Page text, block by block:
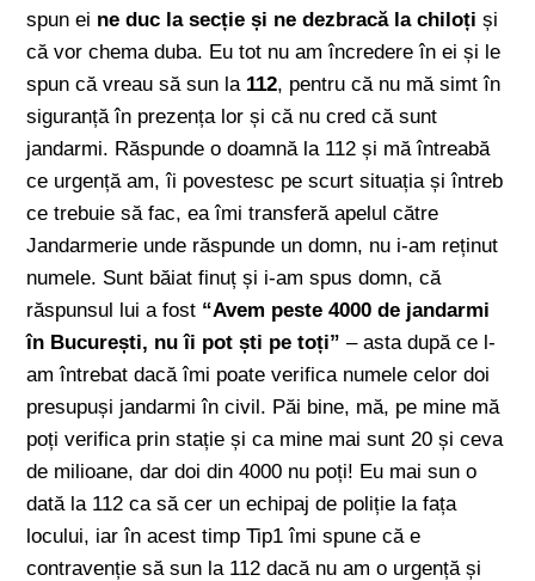
spun ei ne duc la secție și ne dezbracă la chiloțiși
că vor chema duba. Eu tot nu am încredere în ei și le
spun că vreau să sun la 112, pentru că nu mă simt în
siguranță în prezența lor și că nu cred că sunt
jandarmi. Răspunde o doamnă la 112 și mă întreabă
ce urgență am, îi povestesc pe scurt situația și întreb
ce trebuie să fac, ea îmi transferă apelul către
Jandarmerie unde răspunde un domn, nu i-am reținut
numele. Sunt băiat finuț și i-am spus domn, că
răspunsul lui a fost “Avem peste 4000 de jandarmi
în București, nu îi pot ști pe toți” – asta după ce l-
am întrebat dacă îmi poate verifica numele celor doi
presupuși jandarmi în civil. Păi bine, mă, pe mine mă
poți verifica prin stație și ca mine mai sunt 20 și ceva
de milioane, dar doi din 4000 nu poți! Eu mai sun o
dată la 112 ca să cer un echipaj de poliție la fața
locului, iar în acest timp Tip1 îmi spune că e
contravenție să sun la 112 dacă nu am o urgență și